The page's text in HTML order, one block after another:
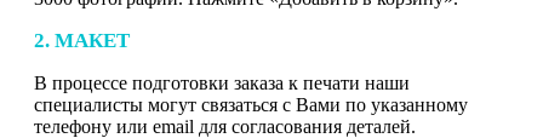
2. МАКЕТ
В процессе подготовки заказа к печати наши
специалисты могут связаться с Вами по указанному
телефону или email для согласования деталей.